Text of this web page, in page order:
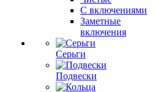
С включениями
Заметные
включения
Серьги
Подвески